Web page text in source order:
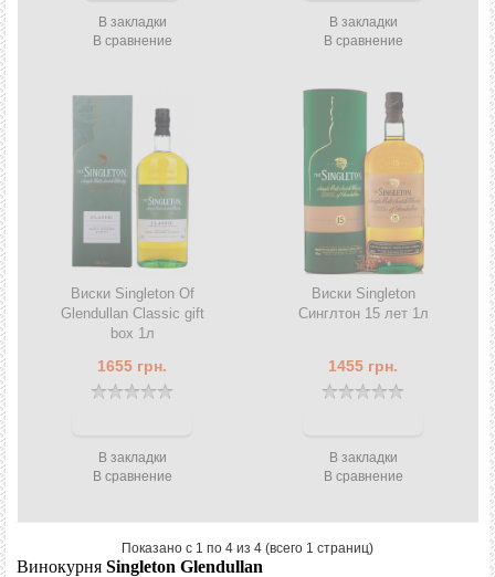
В закладки
В сравнение
В закладки
В сравнение
Виски Singleton Of
Glendullan Classic gift
box 1л
1655 грн.
В закладки
В сравнение
Виски Singleton
Синглтон 15 лет 1л
1455 грн.
В закладки
В сравнение
Показано с 1 по 4 из 4 (всего 1 страниц)
Винокурня Singleton Glendullan